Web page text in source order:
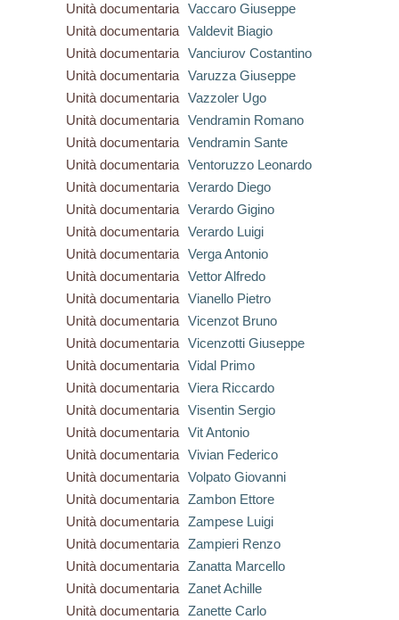
Unità documentaria
Vaccaro Giuseppe
Unità documentaria
Valdevit Biagio
Unità documentaria
Vanciurov Costantino
Unità documentaria
Varuzza Giuseppe
Unità documentaria
Vazzoler Ugo
Unità documentaria
Vendramin Romano
Unità documentaria
Vendramin Sante
Unità documentaria
Ventoruzzo Leonardo
Unità documentaria
Verardo Diego
Unità documentaria
Verardo Gigino
Unità documentaria
Verardo Luigi
Unità documentaria
Verga Antonio
Unità documentaria
Vettor Alfredo
Unità documentaria
Vianello Pietro
Unità documentaria
Vicenzot Bruno
Unità documentaria
Vicenzotti Giuseppe
Unità documentaria
Vidal Primo
Unità documentaria
Viera Riccardo
Unità documentaria
Visentin Sergio
Unità documentaria
Vit Antonio
Unità documentaria
Vivian Federico
Unità documentaria
Volpato Giovanni
Unità documentaria
Zambon Ettore
Unità documentaria
Zampese Luigi
Unità documentaria
Zampieri Renzo
Unità documentaria
Zanatta Marcello
Unità documentaria
Zanet Achille
Unità documentaria
Zanette Carlo